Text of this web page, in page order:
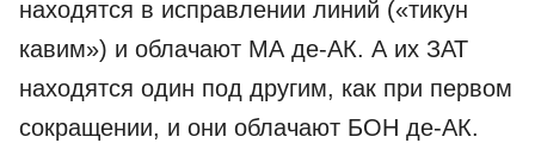
находятся в исправлении линий («тикун
кавим») и облачают МА де-­АК. А их ЗАТ
находятся один под другим, как при первом
сокращении, и они облачают БОН де-­АК.